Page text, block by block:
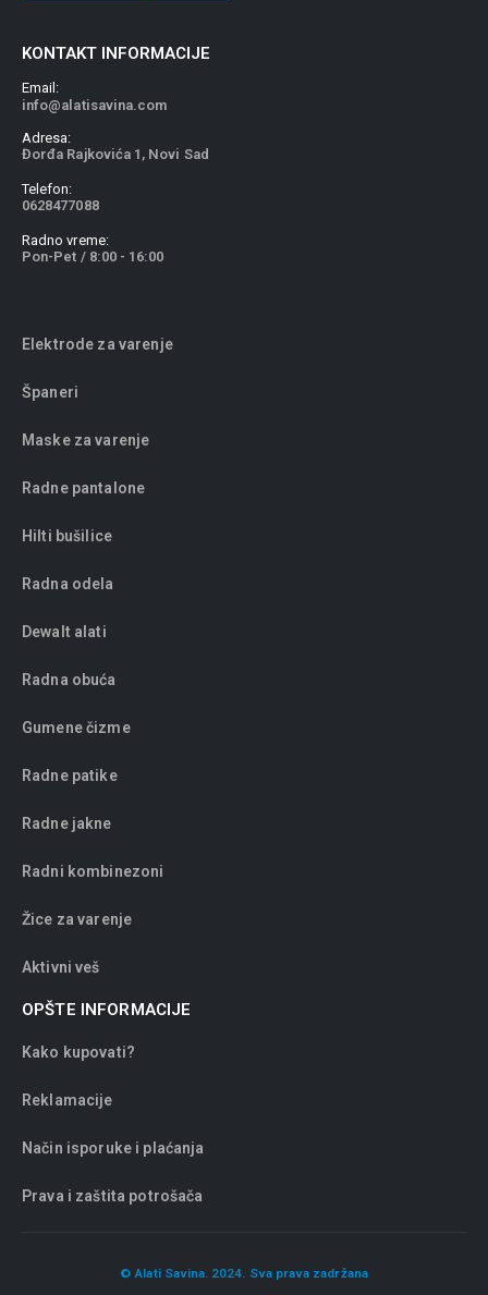
KONTAKT INFORMACIJE
Email:
info@alatisavina.com
Adresa:
Đorđa Rajkovića 1, Novi Sad
Telefon:
0628477088
Radno vreme:
Pon-Pet / 8:00 - 16:00
Elektrode za varenje
Španeri
Maske za varenje
Radne pantalone
Hilti bušilice
Radna odela
Dewalt alati
Radna obuća
Gumene čizme
Radne patike
Radne jakne
Radni kombinezoni
Žice za varenje
Aktivni veš
OPŠTE INFORMACIJE
Kako kupovati?
Reklamacije
Način isporuke i plaćanja
Prava i zaštita potrošača
© Alati Savina. 2024. Sva prava zadržana